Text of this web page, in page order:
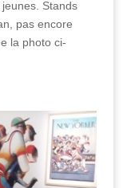
Stands
pas encore
la photo ci-